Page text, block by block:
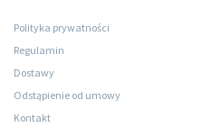
Polityka prywatności
Regulamin
Dostawy
Odstąpienie od umowy
Kontakt